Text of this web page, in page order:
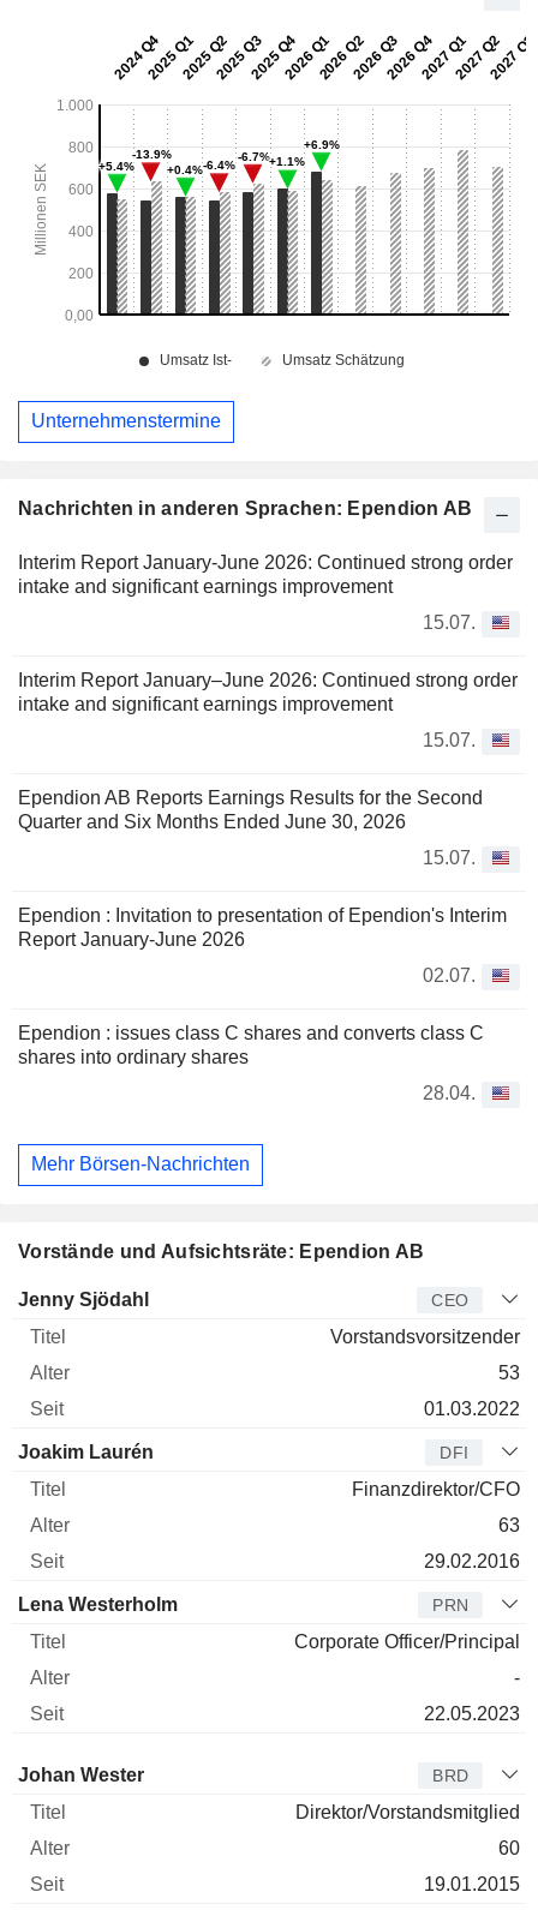
Nachrichten in anderen Sprachen: Ependion AB
Interim Report January-June 2026: Continued strong order
intake and significant earnings improvement
15.07.
Interim Report January–June 2026: Continued strong order
intake and significant earnings improvement
15.07.
Ependion AB Reports Earnings Results for the Second
Quarter and Six Months Ended June 30, 2026
15.07.
Ependion : Invitation to presentation of Ependion's Interim
Report January-June 2026
02.07.
Ependion : issues class C shares and converts class C
shares into ordinary shares
28.04.
Mehr Börsen-Nachrichten
Vorstände und Aufsichtsräte: Ependion AB
Manager Titel
Jenny Sjödahl CEO
Vorstandsvorsitzender
53
01.03.2022
Joakim Laurén DFI
Finanzdirektor/CFO
63
29.02.2016
Lena Westerholm PRN
Corporate Officer/Principal
-
22.05.2023
Verwaltungsratsmitglied
Johan Wester BRD
Direktor/Vorstandsmitglied
60
19.01.2015
Unternehmenstermine